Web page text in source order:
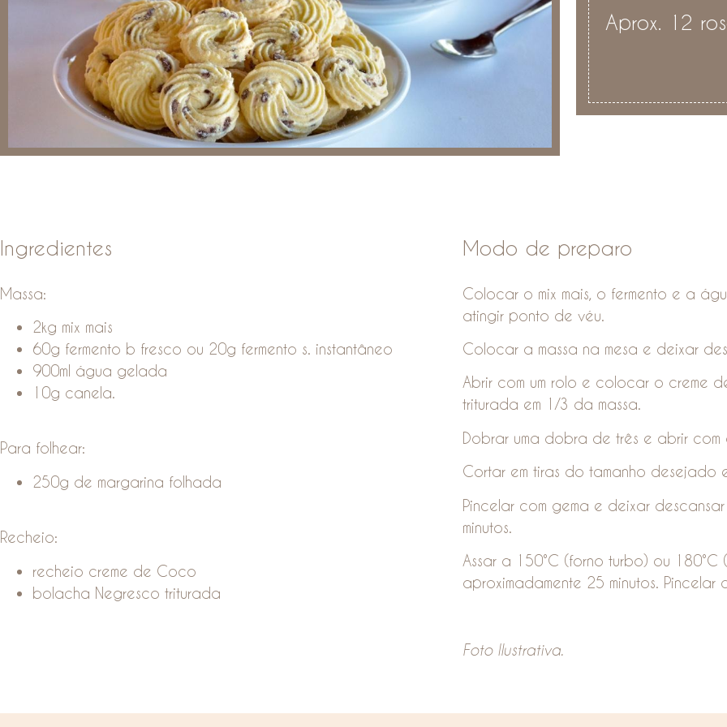
Aprox. 12
Ingredientes
Massa:
2kg mix mais
60g fermento b fresco ou 20g fermento s. instantâneo
900ml água gelada
10g canela.
Para folhear:
250g de margarina folhada
Recheio:
recheio creme de Coco
bolacha Negresco triturada
Modo de preparo
Colocar o mix mais, o fermento e a
atingir ponto de véu.
Colocar a massa na mesa e deixar
Abrir com um rolo e colocar o creme
triturada em 1/3 da massa.
Dobrar uma dobra de três e abrir com
Cortar em tiras do tamanho desejado
Pincelar com gema e deixar
minutos.
Assar a 150°C (forno turbo) ou 180°C
aproximadamente 25 minutos.
Foto Ilustrativa.